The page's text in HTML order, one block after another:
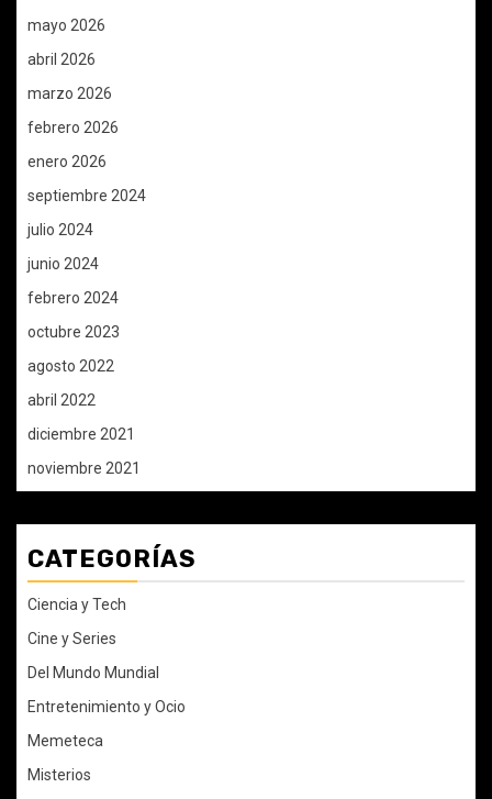
mayo 2026
abril 2026
marzo 2026
febrero 2026
enero 2026
septiembre 2024
julio 2024
junio 2024
febrero 2024
octubre 2023
agosto 2022
abril 2022
diciembre 2021
noviembre 2021
CATEGORÍAS
Ciencia y Tech
Cine y Series
Del Mundo Mundial
Entretenimiento y Ocio
Memeteca
Misterios